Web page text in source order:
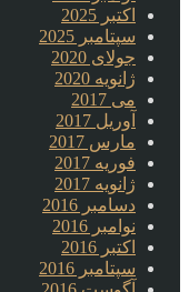
اکتبر 2025
سپتامبر 2025
جولای 2020
ژانویه 2020
می 2017
آوریل 2017
مارس 2017
فوریه 2017
ژانویه 2017
دسامبر 2016
نوامبر 2016
اکتبر 2016
سپتامبر 2016